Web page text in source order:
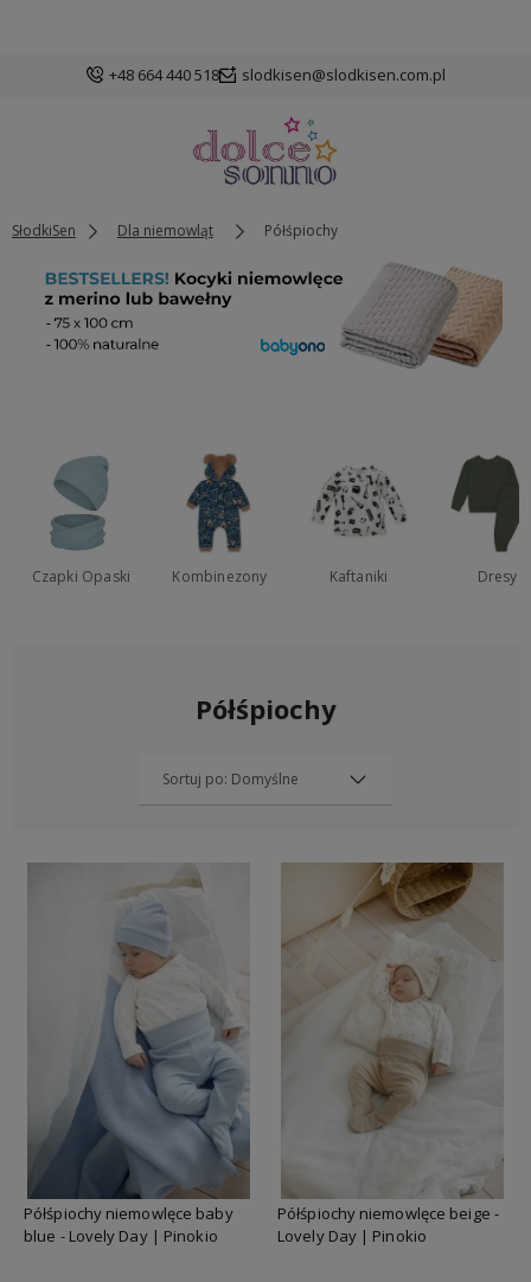
+48 664 440 518 slodkisen@slodkisen.com.pl
SłodkiSen Dla niemowląt Półśpiochy
Czapki Opaski Kombinezony Kaftaniki Dresy
Półśpiochy
Półśpiochy niemowlęce baby
blue - Lovely Day | Pinokio
Półśpiochy niemowlęce beige -
Lovely Day | Pinokio